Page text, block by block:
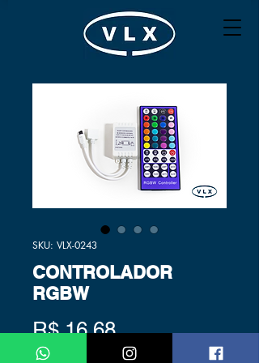
SKU: VLX-0243
CONTROLADOR
RGBW
R$ 16,68Preço